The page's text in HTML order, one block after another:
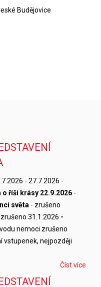
Budějovice
- 27.7.2026 -
o říši krásy 22.9.2026 -
světa - zrušeno
zrušeno 31.1.2026 -
nemoci zrušeno
vstupenek, nejpozději
Číst více